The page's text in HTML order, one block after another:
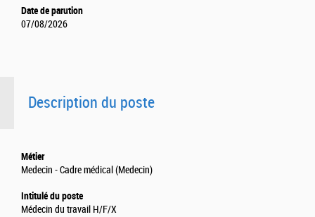
Description du poste
Métier
Medecin - Cadre médical (Medecin)
Intitulé du poste
Médecin du travail H/F/X
Date de parution
07/08/2026